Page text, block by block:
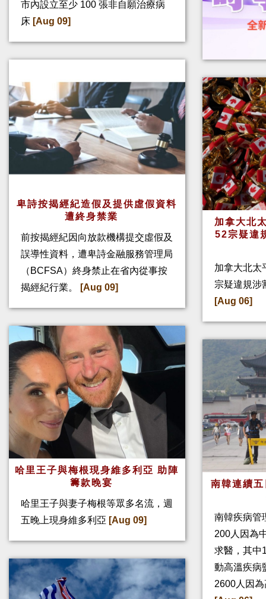
市內設立至少 100 張非自願治療病
床 [Aug 09]
卑詩按揭經紀造假及提供虛假資料
遭終身禁業
前按揭經紀因向放款機構提交虛假及
誤導性資料，遭卑詩金融服務管理局
（BCFSA）終身禁止在省內從事按
揭經紀行業。
[Aug 09]
哈里王子與梅根現身維多利亞 助陣
籌款晚宴
哈里王子與妻子梅根等眾多名流，週
五晚上現身維多利亞 [Aug 09]
加拿大北
52宗疑違
加拿大北太
宗疑違規涉
[Aug 06]
南韓連續
南韓疾病管
200人因為
求醫，其中
動高溫疾病
2600人因